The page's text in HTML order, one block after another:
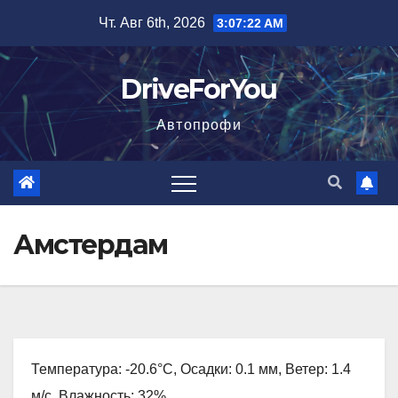
содержимому
Чт. Авг 6th, 2026 3:07:23 AM
DriveForYou
Автопрофи
Амстердам
Температура: -20.6°C, Осадки: 0.1 мм, Ветер: 1.4